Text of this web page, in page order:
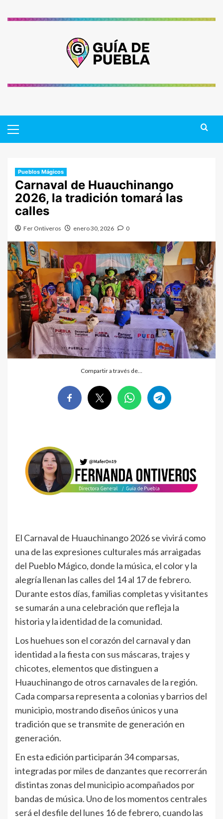
Menu
Pueblos Mágicos
Carnaval de Huauchinango
2026, la tradición tomará las
calles
Fer Ontiveros enero 30, 2026 0
Compartir a través de…
El Carnaval de Huauchinango 2026 se vivirá como
una de las expresiones culturales más arraigadas
del Pueblo Mágico, donde la música, el color y la
alegría llenan las calles del 14 al 17 de febrero.
Durante estos días, familias completas y visitantes
se sumarán a una celebración que refleja la
historia y la identidad de la comunidad.
Los huehues son el corazón del carnaval y dan
identidad a la fiesta con sus máscaras, trajes y
chicotes, elementos que distinguen a
Huauchinango de otros carnavales de la región.
Cada comparsa representa a colonias y barrios del
municipio, mostrando diseños únicos y una
tradición que se transmite de generación en
generación.
En esta edición participarán 34 comparsas,
integradas por miles de danzantes que recorrerán
distintas zonas del municipio acompañados por
bandas de música. Uno de los momentos centrales
será el desfile del lunes 16 de febrero, cuando las